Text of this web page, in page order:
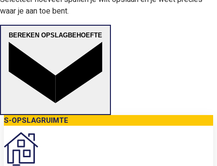
waar je aan toe bent.
BEREKEN OPSLAGBEHOEFTE
S-OPSLAGRUIMTE